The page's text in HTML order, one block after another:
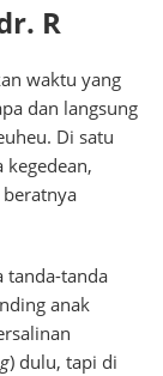
R
waktu yang
dan langsung
Di satu
kegedean,
tanda-tanda
anak
) dulu, tapi di